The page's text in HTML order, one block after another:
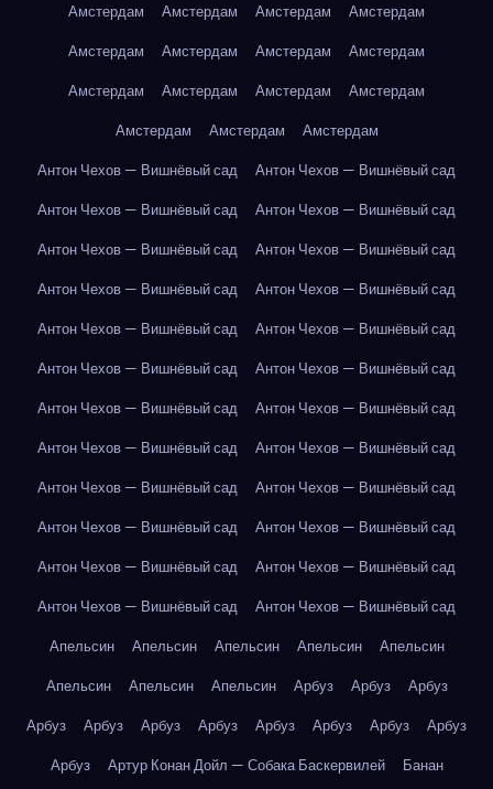
Амстердам
Амстердам Амстердам
Амстердам
Амстердам
Амстердам Амстердам
Амстердам
Амстердам
Амстердам Амстердам
Амстердам
Амстердам
Амстердам
Амстердам
Антон Чехов — Вишнёвый сад
Антон Чехов — Вишнёвый сад
Антон Чехов — Вишнёвый сад
Антон Чехов — Вишнёвый сад
Антон Чехов — Вишнёвый сад
Антон Чехов — Вишнёвый сад
Антон Чехов — Вишнёвый сад
Антон Чехов — Вишнёвый сад
Антон Чехов — Вишнёвый сад
Антон Чехов — Вишнёвый сад
Антон Чехов — Вишнёвый сад
Антон Чехов — Вишнёвый сад
Антон Чехов — Вишнёвый сад
Антон Чехов — Вишнёвый сад
Антон Чехов — Вишнёвый сад
Антон Чехов — Вишнёвый сад
Антон Чехов — Вишнёвый сад
Антон Чехов — Вишнёвый сад
Антон Чехов — Вишнёвый сад
Антон Чехов — Вишнёвый сад
Антон Чехов — Вишнёвый сад
Антон Чехов — Вишнёвый сад
Антон Чехов — Вишнёвый сад
Антон Чехов — Вишнёвый сад
Апельсин
Апельсин Апельсин Апельсин
Апельсин
Апельсин
Апельсин Апельсин Арбуз Арбуз
Арбуз
Арбуз
Арбуз Арбуз Арбуз Арбуз Арбуз Арбуз
Арбуз
Арбуз
Артур Конан Дойл — Собака Баскервилей Банан